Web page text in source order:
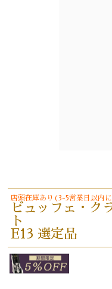
店頭在庫あり(3-5営業日以内
ビュッフェ・ク
ト
E13 選定品